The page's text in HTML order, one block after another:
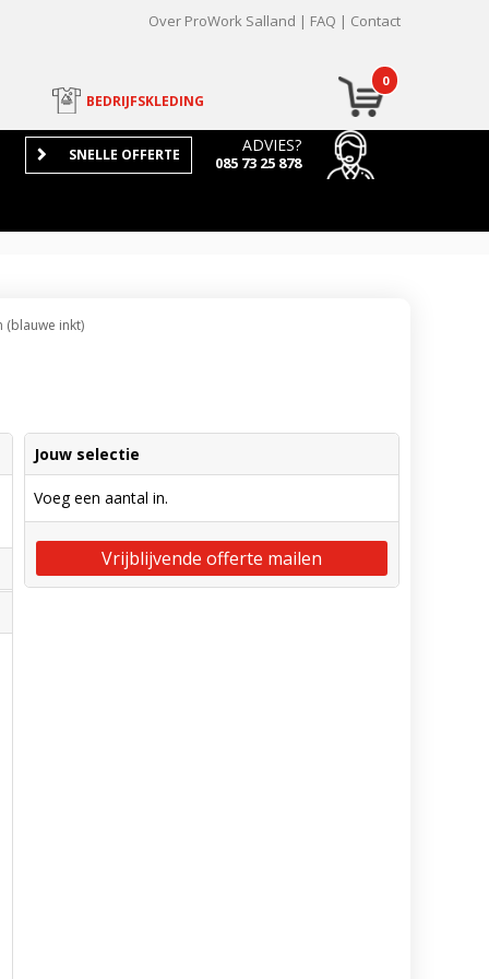
Over ProWork Salland FAQ Contact
0
BEDRIJFSKLEDING
ADVIES?
085 73 25 878
SNELLE OFFERTE
(blauwe inkt)
Jouw selectie
Voeg een aantal in.
Vrijblijvende offerte mailen